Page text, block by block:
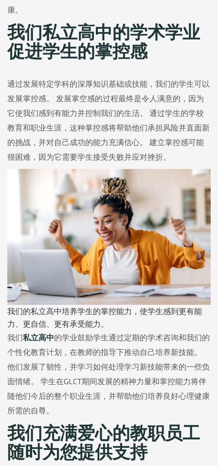
康。
我们私立高中的学术学业
促进学生的掌控感
通过发展特定学科的深厚知识基础或技能，我们的学生可以
发展掌控感。 发展掌空感的过程最终是令人满意的，因为
它使我们感到有能力并控制我们的生活。 通过学生的学校
教育和职业生涯，这种掌控感将帮助他们承担风险并直面新
的挑战，并对自己成功的能力充满信心。 建立掌控感可能
很困难，因为它需要学生接受失败并应对挫折。
我们的私立高中培养学生的掌控能力，使学生感到更有能
力、更自信、更有承受能力。
我们私立高中的学业鼓励学生通过定期的学术咨询和我们的
个性化教育计划，在教师的指导下推动自己培养新技能。
他们发展了韧性，并学习如何处理学习新技能带来的一些负
面情绪。 学生在GLCT期间发展的精神力量和掌控能力将伴
随他们今后的整个职业生涯，并帮助他们培养良好心理健康
所需的自尊。
我们充满爱心的教职员工
随时为您提供支持